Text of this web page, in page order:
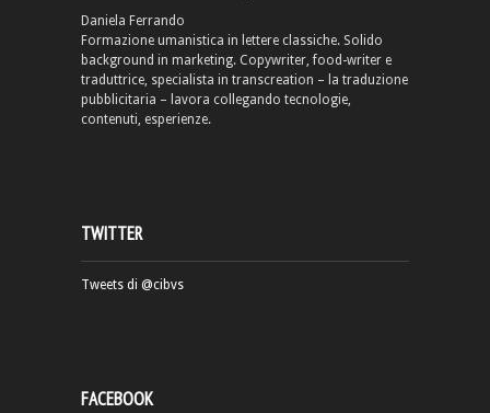
Daniela Ferrando
Formazione umanistica in lettere classiche. Solido
background in marketing. Copywriter, food-writer e
traduttrice, specialista in transcreation – la traduzione
pubblicitaria – lavora collegando tecnologie,
contenuti, esperienze.
TWITTER
Tweets di @cibvs
FACEBOOK